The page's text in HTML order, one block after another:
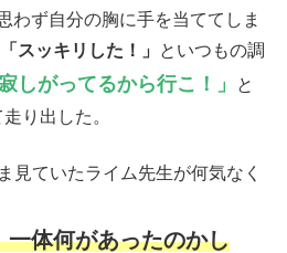
わず自分の胸に手を当ててしま
「スッキリした！」
といつもの調
しがってるから行こ！」
と
り出した。
見ていたライム先生が何気なく
一体何があったのかし